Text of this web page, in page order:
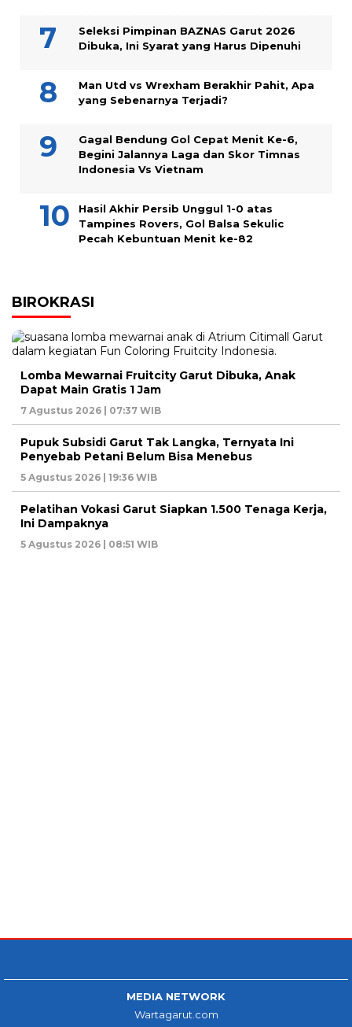
Seleksi Pimpinan BAZNAS Garut 2026
Dibuka, Ini Syarat yang Harus Dipenuhi
Man Utd vs Wrexham Berakhir Pahit, Apa
yang Sebenarnya Terjadi?
Gagal Bendung Gol Cepat Menit Ke-6,
Begini Jalannya Laga dan Skor Timnas
Indonesia Vs Vietnam
Hasil Akhir Persib Unggul 1-0 atas
Tampines Rovers, Gol Balsa Sekulic
Pecah Kebuntuan Menit ke-82
BIROKRASI
Lomba Mewarnai Fruitcity Garut Dibuka, Anak
Dapat Main Gratis 1 Jam
7 Agustus 2026 | 07:37 WIB
Pupuk Subsidi Garut Tak Langka, Ternyata Ini
Penyebab Petani Belum Bisa Menebus
5 Agustus 2026 | 19:36 WIB
Pelatihan Vokasi Garut Siapkan 1.500 Tenaga Kerja,
Ini Dampaknya
5 Agustus 2026 | 08:51 WIB
MEDIA NETWORK
Wartagarut.com